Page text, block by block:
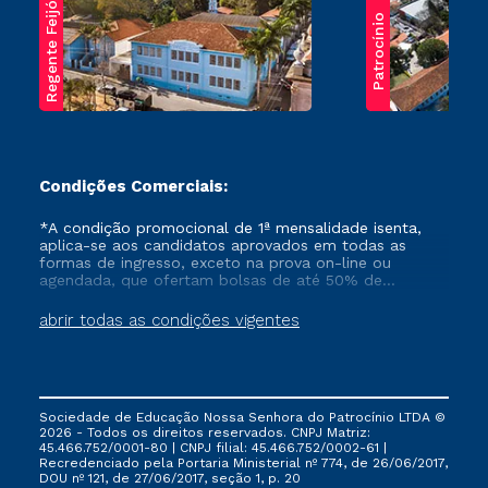
Regente Feijó Patrocínio
Condições Comerciais:
abrir todas as condições vigentes
*A condição promocional de 1ª mensalidade isenta,
aplica-se aos candidatos aprovados em todas as
formas de ingresso, exceto na prova on-line ou
agendada, que ofertam bolsas de até 50% de
que ainda não tenham efetivado e/ou não tenham
cancelado ou trancado sua matrícula em uma das
via FIES, Prouni e outros programas governamentais, e
não se acumula com nenhuma outra campanha
ofertada pela Instituição.
Sociedade de Educação Nossa Senhora do Patrocínio LTDA ©
2026 - Todos os direitos reservados. CNPJ Matriz:
45.466.752/0001-80 | CNPJ filial: 45.466.752/0002-61 |
Recredenciado pela Portaria Ministerial nº 774, de 26/06/2017,
DOU nº 121, de 27/06/2017, seção 1, p. 20